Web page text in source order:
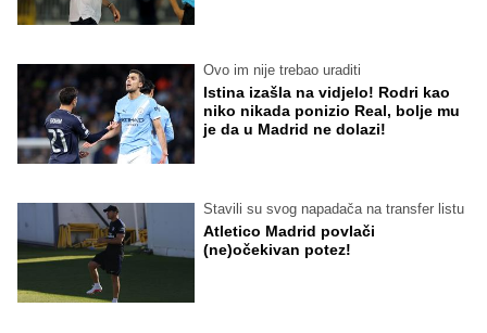
Ovo im nije trebao uraditi
Istina izašla na vidjelo! Rodri kao
niko nikada ponizio Real, bolje mu
je da u Madrid ne dolazi!
Stavili su svog napadača na transfer listu
Atletico Madrid povlači
(ne)očekivan potez!